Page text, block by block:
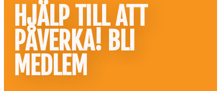
HJÄLP TILL ATT
PÅVERKA! BLI
MEDLEM